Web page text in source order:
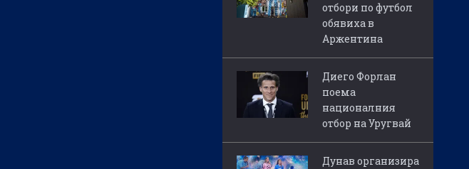
отбори по футбол
обявиха в
Аржентина
Диего Форлан
поема
националния
отбор на Уругвай
Дунав организира